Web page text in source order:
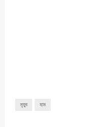
মৃত্যু হাম